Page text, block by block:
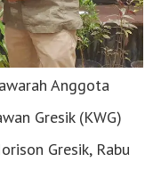
Anggota
Gresik (KWG)
Gresik, Rabu